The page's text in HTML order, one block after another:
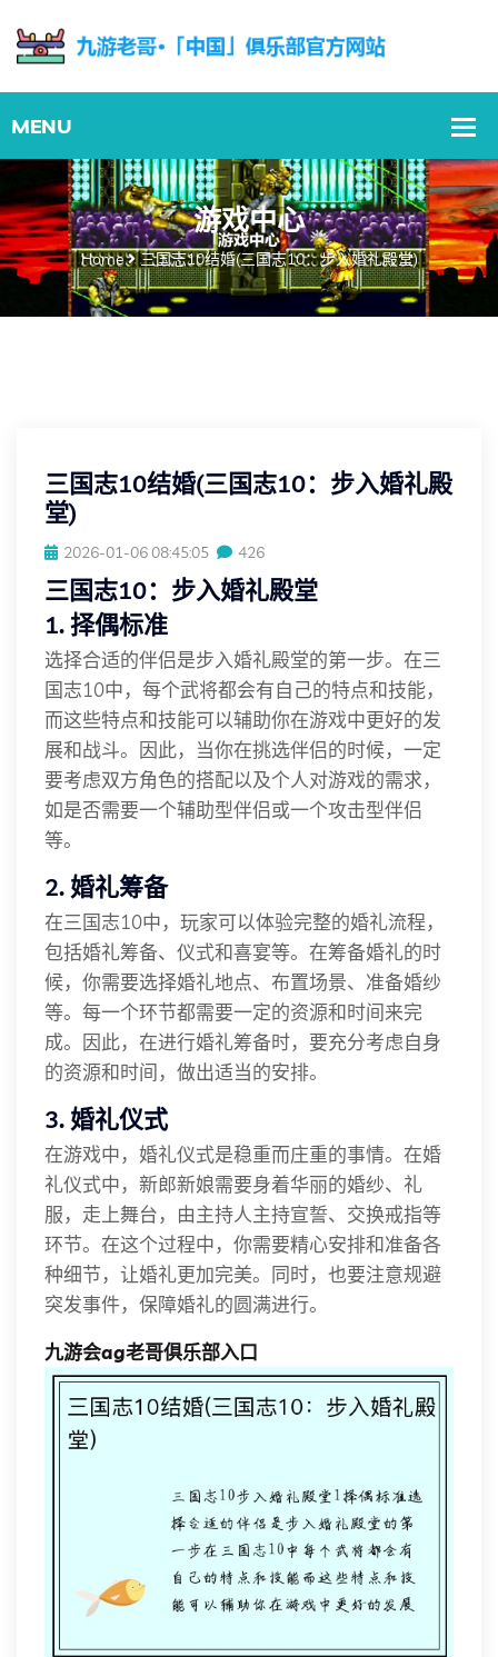
游戏中心
Home 三国志10结婚(三国志10：步入婚礼殿堂)
三国志10结婚(三国志10：步入婚礼殿
堂)
2026-01-06 08:45:05 426
三国志10：步入婚礼殿堂
1. 择偶标准
选择合适的伴侣是步入婚礼殿堂的第一步。在三
国志10中，每个武将都会有自己的特点和技能，
而这些特点和技能可以辅助你在游戏中更好的发
展和战斗。因此，当你在挑选伴侣的时候，一定
要考虑双方角色的搭配以及个人对游戏的需求，
如是否需要一个辅助型伴侣或一个攻击型伴侣
等。
2. 婚礼筹备
在三国志10中，玩家可以体验完整的婚礼流程，
包括婚礼筹备、仪式和喜宴等。在筹备婚礼的时
候，你需要选择婚礼地点、布置场景、准备婚纱
等。每一个环节都需要一定的资源和时间来完
成。因此，在进行婚礼筹备时，要充分考虑自身
的资源和时间，做出适当的安排。
3. 婚礼仪式
在游戏中，婚礼仪式是稳重而庄重的事情。在婚
礼仪式中，新郎新娘需要身着华丽的婚纱、礼
服，走上舞台，由主持人主持宣誓、交换戒指等
环节。在这个过程中，你需要精心安排和准备各
种细节，让婚礼更加完美。同时，也要注意规避
突发事件，保障婚礼的圆满进行。
九游会ag老哥俱乐部入口